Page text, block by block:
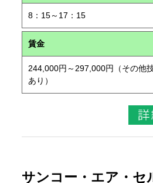
8：15～17：15
賃金
244,000円～297,000円（その他
あり）
サンコー・エア・セ